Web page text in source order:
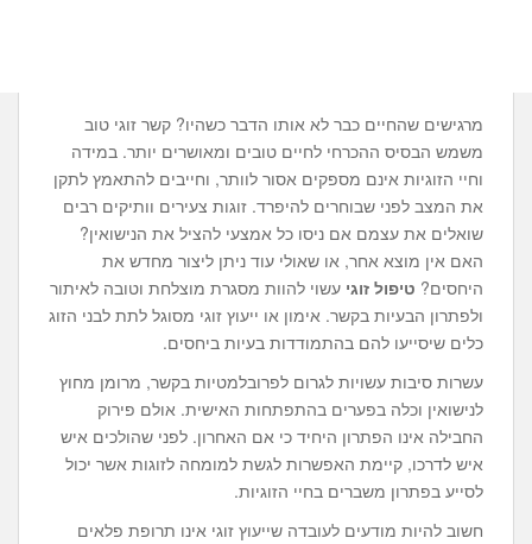
מרגישים שהחיים כבר לא אותו הדבר כשהיו? קשר זוגי טוב
משמש הבסיס ההכרחי לחיים טובים ומאושרים יותר. במידה
וחיי הזוגיות אינם מספקים אסור לוותר, וחייבים להתאמץ לתקן
את המצב לפני שבוחרים להיפרד. זוגות צעירים וותיקים רבים
שואלים את עצמם אם ניסו כל אמצעי להציל את הנישואין?
האם אין מוצא אחר, או שאולי עוד ניתן ליצור מחדש את
היחסים? טיפול זוגי עשוי להוות מסגרת מוצלחת וטובה לאיתור
ולפתרון הבעיות בקשר. אימון או ייעוץ זוגי מסוגל לתת לבני הזוג
כלים שיסייעו להם בהתמודדות בעיות ביחסים.
עשרות סיבות עשויות לגרום לפרובלמטיות בקשר, מרומן מחוץ
לנישואין וכלה בפערים בהתפתחות האישית. אולם פירוק
החבילה אינו הפתרון היחיד כי אם האחרון. לפני שהולכים איש
איש לדרכו, קיימת האפשרות לגשת למומחה לזוגות אשר יכול
לסייע בפתרון משברים בחיי הזוגיות.
חשוב להיות מודעים לעובדה שייעוץ זוגי אינו תרופת פלאים